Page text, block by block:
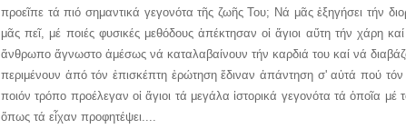
προεῖπε τά πιό σημαντικά γεγονότα τῆς ζωῆς Του; Νά μᾶς ἐξηγήσει τήν
μᾶς πεῖ, μέ ποιές φυσικές μεθόδους ἀπέκτησαν οἱ ἅγιοι αὔτη τήν χάρη
ἄνθρωπο ἄγνωστο ἀμέσως νά καταλαβαίνουν τήν καρδιά του καί νά
περιμένουν ἀπό τόν ἐπισκέπτη ἐρώτηση ἔδιναν ἀπάντηση σ' αὐτά πού
ποιόν τρόπο προέλεγαν οἱ ἅγιοι τά μεγάλα ἱστορικά γεγονότα τά ὁποῖα
ὅπως τά εἶχαν προφητέψει....